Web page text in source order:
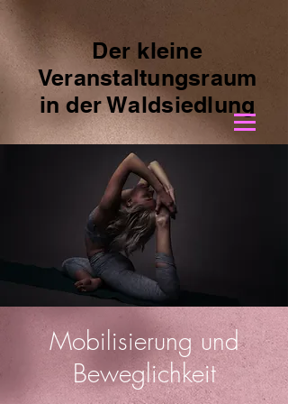
Der kleine
Veranstaltungsraum
in der Waldsiedlung
Mobilisierung und
Beweglichkeit